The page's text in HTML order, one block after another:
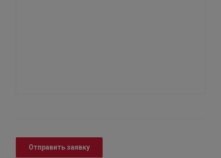
Отправить заявку